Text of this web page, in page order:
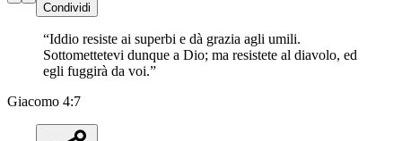
Condividi
“Iddio resiste ai superbi e dà grazia agli umili.
Sottomettetevi dunque a Dio; ma resistete al diavolo, ed
egli fuggirà da voi.”
Giacomo 4:7